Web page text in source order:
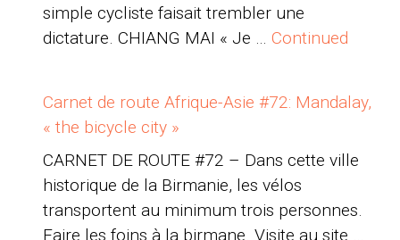
simple cycliste faisait trembler une
dictature. CHIANG MAI « Je … Continued
Carnet de route Afrique-Asie #72: Mandalay,
« the bicycle city »
CARNET DE ROUTE #72 – Dans cette ville
historique de la Birmanie, les vélos
transportent au minimum trois personnes.
Faire les foins à la birmane. Visite au site …